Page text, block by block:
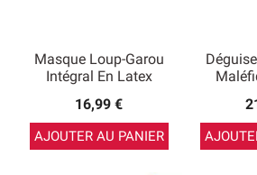
Masque Loup-Garou
Intégral En Latex
16,99 €
AJOUTER AU PANIER